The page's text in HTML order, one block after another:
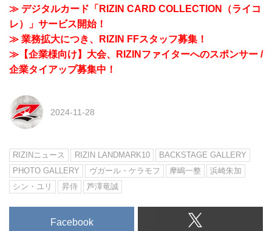
≫ デジタルカード「RIZIN CARD COLLECTION（ライコ
レ）」サービス開始！
≫ 業務拡大につき、RIZIN FFスタッフ募集！
≫【企業様向け】大会、RIZINファイターへのスポンサー /
企業タイアップ募集中！
2024-11-28
RIZINニュース RIZIN LANDMARK10
BACKSTAGE GALLERY
PHOTO GALLERY
ヴガール・ケラモフ 摩嶋一整
浜崎朱加
シン・ユリ
昇侍 芦澤竜誠
Facebook